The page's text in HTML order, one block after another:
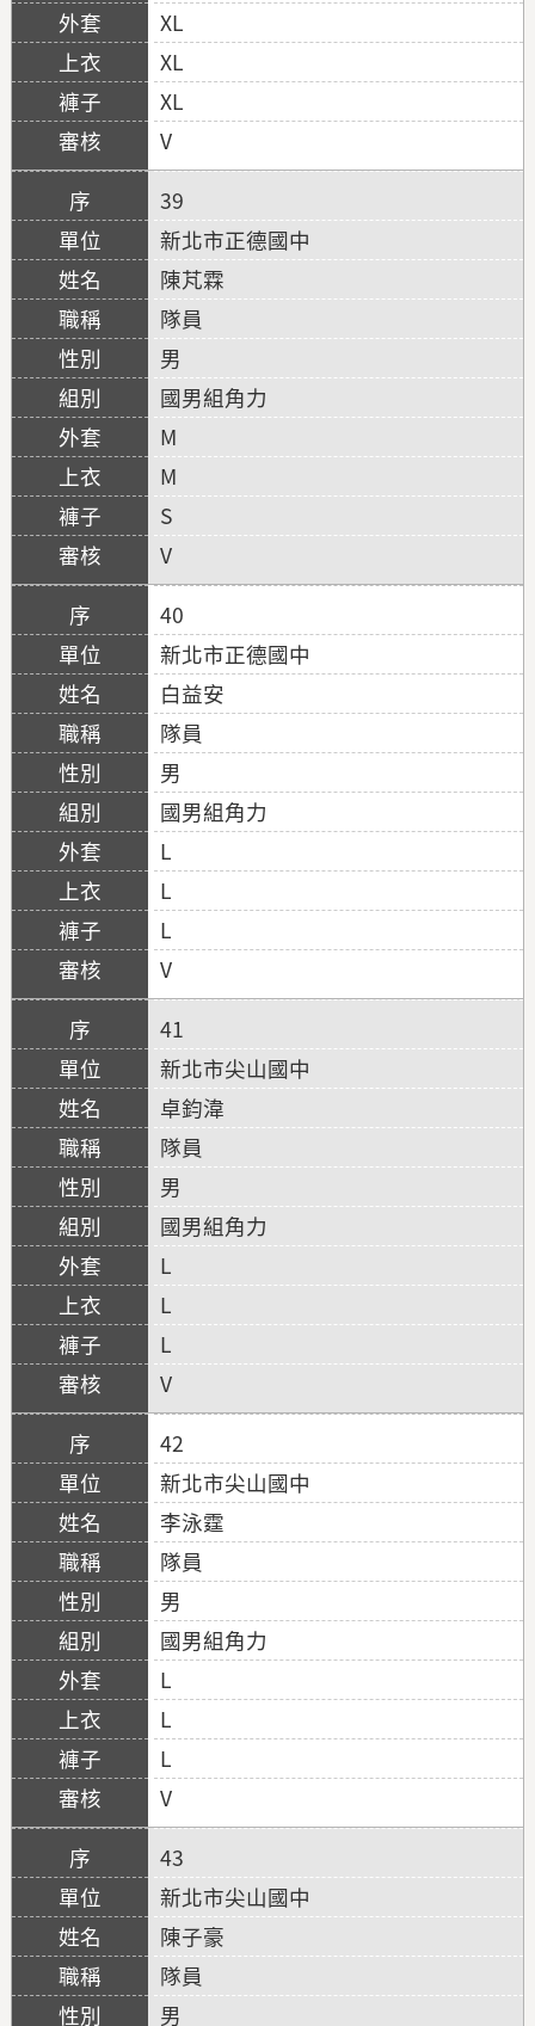
XL
XL
XL
V
39
新北市正德國中
陳芃霖
隊員
男
國男組角力
M
M
S
V
40
新北市正德國中
白益安
隊員
男
國男組角力
L
L
L
V
41
新北市尖山國中
卓鈞湋
隊員
男
國男組角力
L
L
L
V
42
新北市尖山國中
李泳霆
隊員
男
國男組角力
L
L
L
V
43
新北市尖山國中
陳子豪
隊員
男